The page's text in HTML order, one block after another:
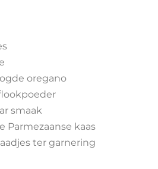
oregano
smaak
Parmezaanse kaas
ter garnering